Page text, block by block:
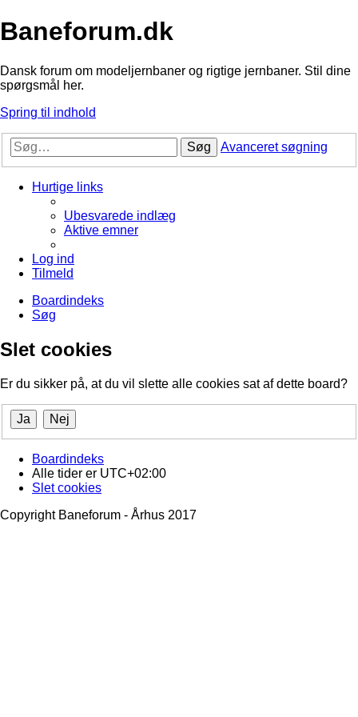
Baneforum.dk
Dansk forum om modeljernbaner og rigtige jernbaner. Stil dine
spørgsmål her.
Spring til indhold
Søg Avanceret søgning
Hurtige links
Ubesvarede indlæg
Aktive emner
Log ind
Tilmeld
Boardindeks
Søg
Slet cookies
Er du sikker på, at du vil slette alle cookies sat af dette board?
Boardindeks
Alle tider er UTC+02:00
Slet cookies
Copyright Baneforum - Århus 2017